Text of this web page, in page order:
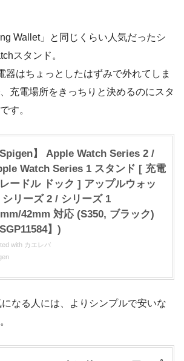
Wallet」と同じくらい人気だったシ
スタンド。
器はちょっとしたはずみで外れてしま
充電場所をきっちりと決めるのにスタ
す。
Spigen】 Apple Watch Series 2 /
Watch Series 1 スタンド [ 充電
ードル ドック ] アップルウォッ
シリーズ 2 / シリーズ 1
42mm 対応 (S350, ブラック)
SGP11584】)
with カエレバ
なる人には、よりシンプルで安いな